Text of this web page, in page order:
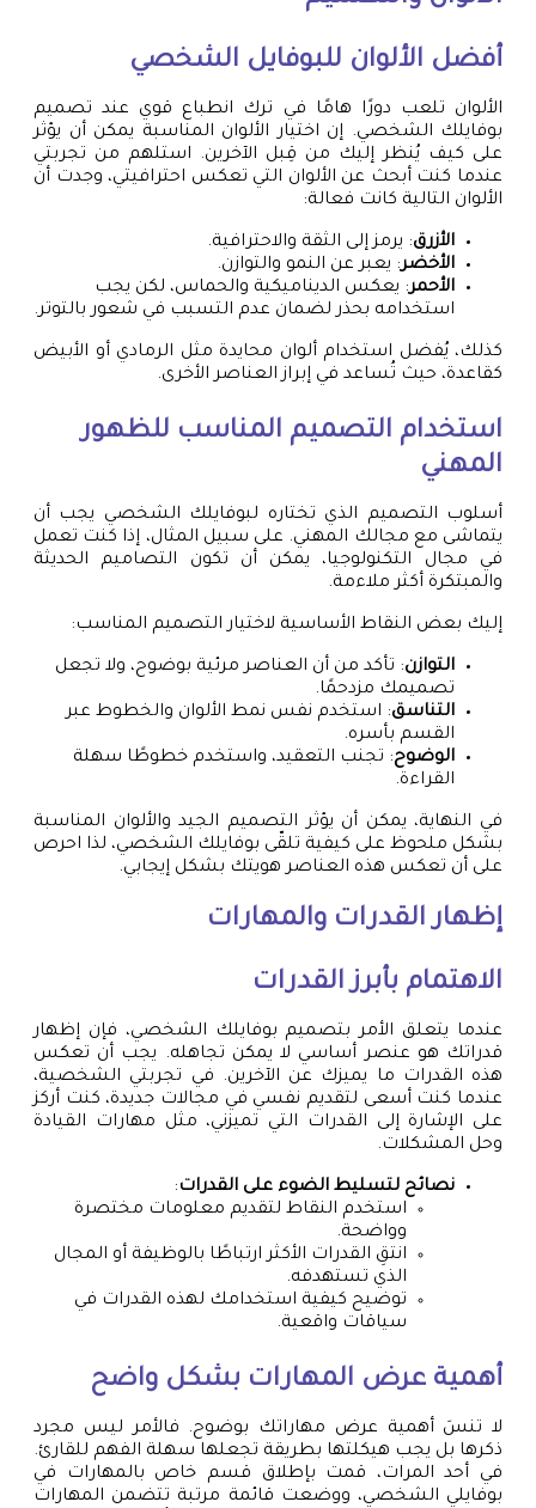
أفضل الألوان للبوفايل الشخصي
الألوان تلعب دورًا هامًا في ترك انطباع قوي عند تصميم
بوفايلك الشخصي. إن اختيار الألوان المناسبة يمكن أن يؤثر
على كيف يُنظر إليك من قِبل الآخرين. استلهم من تجربتي
عندما كنت أبحث عن الألوان التي تعكس احترافيتي، وجدت أن
الألوان التالية كانت فعالة:
الأزرق: يرمز إلى الثقة والاحترافية.
الأخضر: يعبر عن النمو والتوازن.
الأحمر: يعكس الديناميكية والحماس، لكن يجب
استخدامه بحذر لضمان عدم التسبب في شعور بالتوتر.
كذلك، يُفضل استخدام ألوان محايدة مثل الرمادي أو الأبيض
كقاعدة، حيث تُساعد في إبراز العناصر الأخرى.
استخدام التصميم المناسب للظهور
المهني
أسلوب التصميم الذي تختاره لبوفايلك الشخصي يجب أن
يتماشى مع مجالك المهني. على سبيل المثال، إذا كنت تعمل
في مجال التكنولوجيا، يمكن أن تكون التصاميم الحديثة
والمبتكرة أكثر ملاءمة.
إليك بعض النقاط الأساسية لاختيار التصميم المناسب:
التوازن: تأكد من أن العناصر مرئية بوضوح، ولا تجعل
تصميمك مزدحمًا.
التناسق: استخدم نفس نمط الألوان والخطوط عبر
القسم بأسره.
الوضوح: تجنب التعقيد، واستخدم خطوطًا سهلة
القراءة.
في النهاية، يمكن أن يؤثر التصميم الجيد والألوان المناسبة
بشكل ملحوظ على كيفية تلقّى بوفايلك الشخصي، لذا احرص
على أن تعكس هذه العناصر هويتك بشكل إيجابي.
إظهار القدرات والمهارات
الاهتمام بأبرز القدرات
عندما يتعلق الأمر بتصميم بوفايلك الشخصي، فإن إظهار
قدراتك هو عنصر أساسي لا يمكن تجاهله. يجب أن تعكس
هذه القدرات ما يميزك عن الآخرين. في تجربتي الشخصية،
عندما كنت أسعى لتقديم نفسي في مجالات جديدة، كنت أركز
على الإشارة إلى القدرات التي تميزني، مثل مهارات القيادة
وحل المشكلات.
نصائح لتسليط الضوء على القدرات:
استخدم النقاط لتقديم معلومات مختصرة
وواضحة.
انتقِ القدرات الأكثر ارتباطًا بالوظيفة أو المجال
الذي تستهدفه.
توضيح كيفية استخدامك لهذه القدرات في
سياقات واقعية.
أهمية عرض المهارات بشكل واضح
لا تنسَ أهمية عرض مهاراتك بوضوح. فالأمر ليس مجرد
ذكرها بل يجب هيكلتها بطريقة تجعلها سهلة الفهم للقارئ.
في أحد المرات، قمت بإطلاق قسم خاص بالمهارات في
بوفايلي الشخصي، ووضعت قائمة مرتبة تتضمن المهارات